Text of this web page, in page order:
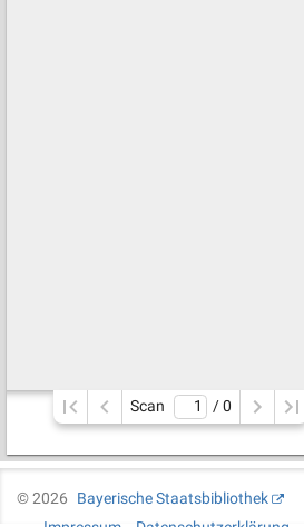
Scan / 0
©2026
Bayerische Staatsbibliothek